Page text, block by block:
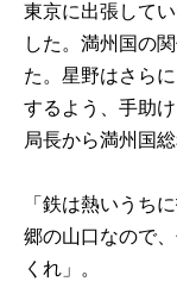
東京に出張して
した。満州国の
た。星野はさら
するよう、手助
局長から満州国
「鉄は熱いうち
郷の山口なので
くれ」。